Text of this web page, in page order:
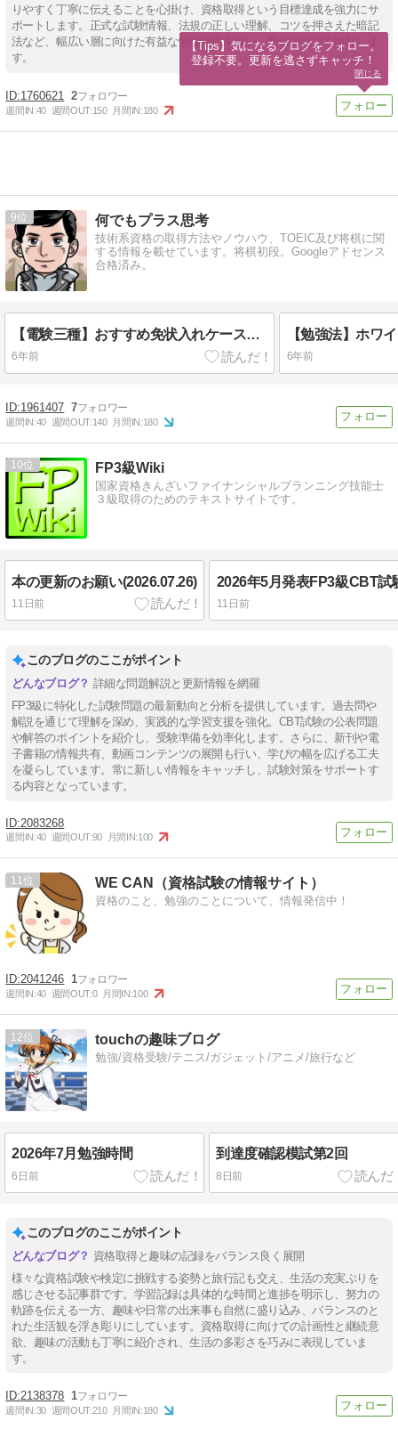
りやすく丁寧に伝えることを心掛け、資格取得という目標達成を強力にサ
ポートします。正式な試験情報、法規の正しい理解、コツを押さえた暗記
法など、幅広い層に向けた有益な情報提供を行い、学習の意欲を喚起しま
す。
1760621 2
週間IN:40 週間OUT:150 月間IN:180
9 何でもプラス思考
技術系資格の取得方法やノウハウ、TOEIC及び将棋に関
する情報を載せています。将棋初段。Googleアドセンス
合格済み。
【電験三種】おすすめ免状入れケース：質感アップ！
6年前 6年前
1961407 7
週間IN:40 週間OUT:140 月間IN:180
10 FP3級Wiki
国家資格きんざいファイナンシャルプランニング技能士
３級取得のためのテキストサイトです。
本の更新のお願い(2026.07.26)
11日前 11日前
このブログのここがポイント
詳細な問題解説と更新情報を網羅
FP3級に特化した試験問題の最新動向と分析を提供しています。過去問や
解説を通じて理解を深め、実践的な学習支援を強化。CBT試験の公表問題
や解答のポイントを紹介し、受験準備を効率化します。さらに、新刊や電
子書籍の情報共有、動画コンテンツの展開も行い、学びの幅を広げる工夫
を凝らしています。常に新しい情報をキャッチし、試験対策をサポートす
る内容となっています。
2083268
週間IN:40 週間OUT:90 月間IN:100
11 WE CAN（資格試験の情報サイト）
資格のこと、勉強のことについて、情報発信中！
2041246 1
週間IN:40 週間OUT:0 月間IN:100
12 touchの趣味ブログ
勉強/資格受験/テニス/ガジェット/アニメ/旅行など
2026年7月勉強時間
6日前
到達度確認模試第2回
8日前
このブログのここがポイント
資格取得と趣味の記録をバランス良く展開
様々な資格試験や検定に挑戦する姿勢と旅行記も交え、生活の充実ぶりを
感じさせる記事群です。学習記録は具体的な時間と進捗を明示し、努力の
軌跡を伝える一方、趣味や日常の出来事も自然に盛り込み、バランスのと
れた生活観を浮き彫りにしています。資格取得に向けての計画性と継続意
欲、趣味の活動も丁寧に紹介され、生活の多彩さを巧みに表現していま
す。
2138378 1
週間IN:30 週間OUT:210 月間IN:180
【Tips】気になるブログをフォロー。
登録不要。更新を逃さずキャッチ！
閉じる